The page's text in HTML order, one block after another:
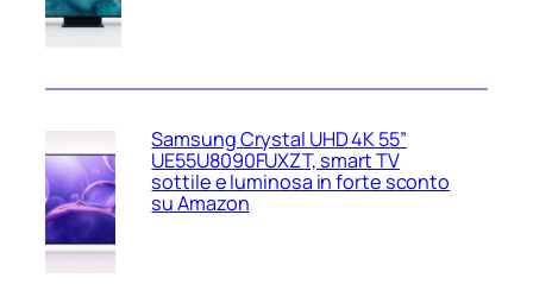
Samsung Crystal UHD 4K 55”
UE55U8090FUXZT, smart TV
sottile e luminosa in forte sconto
su Amazon